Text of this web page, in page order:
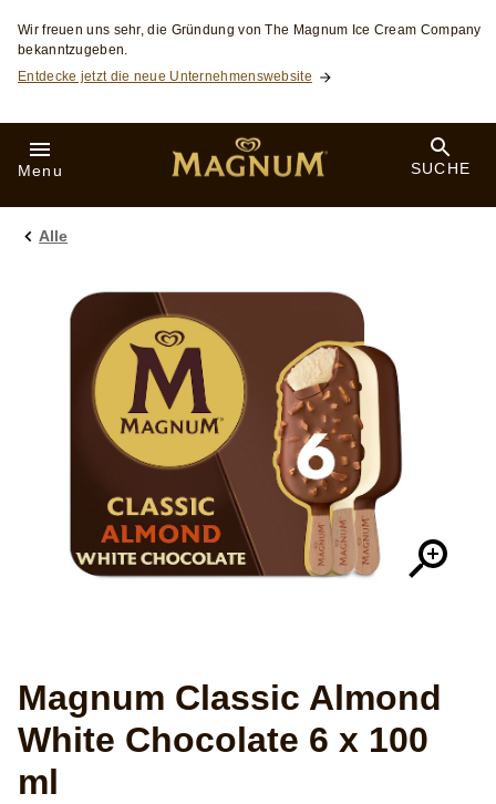
Skip to:
Wir freuen uns sehr, die Gründung von The Magnum Ice Cream Company
bekanntzugeben.
Entdecke jetzt die neue Unternehmenswebsite
Menu SUCHE
Alle
Magnum Classic Almond
White Chocolate 6 x 100
ml